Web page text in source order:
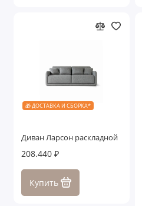
🎁 ДОСТАВКА И СБОРКА*
Диван Ларсон раскладной
208.440 ₽
Купить